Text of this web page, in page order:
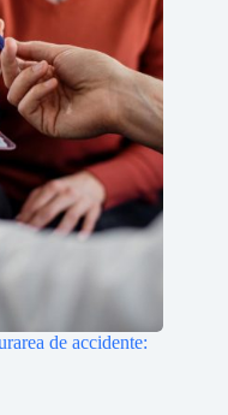
de accidente: